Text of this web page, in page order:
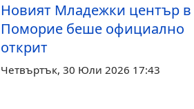
Новият Младежки център в
Поморие беше официално
открит
Четвъртък, 30 Юли 2026 17:43